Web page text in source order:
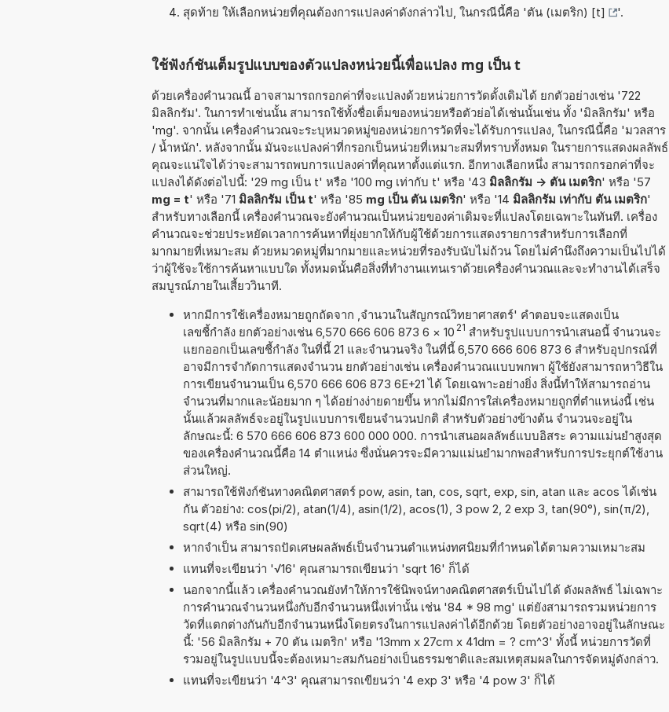
สุดท้าย ให้เลือกหน่วยที่คุณต้องการแปลงค่าดังกล่าวไป, ในกรณีนี้คือ 'ตัน (เมตริก) [t] '.
ใช้ฟังก์ชันเต็มรูปแบบของตัวแปลงหน่วยนี้เพื่อแปลง mg เป็น t
ด้วยเครื่องคำนวณนี้ อาจสามารถกรอกค่าที่จะแปลงด้วยหน่วยการวัดดั้งเดิมได้ ยกตัวอย่างเช่น '722
มิลลิกรัม'. ในการทำเช่นนั้น สามารถใช้ทั้งชื่อเต็มของหน่วยหรือตัวย่อได้เช่นนั้นเช่น ทั้ง 'มิลลิกรัม' หรือ
'mg'. จากนั้น เครื่องคำนวณจะระบุหมวดหมู่ของหน่วยการวัดที่จะได้รับการแปลง, ในกรณีนี้คือ 'มวลสาร
/ น้ำหนัก'. หลังจากนั้น มันจะแปลงค่าที่กรอกเป็นหน่วยที่เหมาะสมที่ทราบทั้งหมด ในรายการแสดงผลลัพธ์
คุณจะแน่ใจได้ว่าจะสามารถพบการแปลงค่าที่คุณหาตั้งแต่แรก. อีกทางเลือกหนึ่ง สามารถกรอกค่าที่จะ
แปลงได้ดังต่อไปนี้: '29 mg เป็น t' หรือ '100 mg เท่ากับ t' หรือ '43 มิลลิกรัม -> ตัน เมตริก' หรือ '57
mg = t' หรือ '71 มิลลิกรัม เป็น t' หรือ '85 mg เป็น ตัน เมตริก' หรือ '14 มิลลิกรัม เท่ากับ ตัน เมตริก'
สำหรับทางเลือกนี้ เครื่องคำนวณจะยังคำนวณเป็นหน่วยของค่าเดิมจะที่แปลงโดยเฉพาะในทันที. เครื่อง
คำนวณจะช่วยประหยัดเวลาการค้นหาที่ยุ่งยากให้กับผู้ใช้ด้วยการแสดงรายการสำหรับการเลือกที่
มากมายที่เหมาะสม ด้วยหมวดหมู่ที่มากมายและหน่วยที่รองรับนับไม่ถ้วน โดยไม่คำนึงถึงความเป็นไปได้
ว่าผู้ใช้จะใช้การค้นหาแบบใด ทั้งหมดนั้นคือสิ่งที่ทำงานแทนเราด้วยเครื่องคำนวณและจะทำงานได้เสร็จ
สมบูรณ์ภายในเสี้ยววินาที.
หากมีการใช้เครื่องหมายถูกถัดจาก ,จำนวนในสัญกรณ์วิทยาศาสตร์' คำตอบจะแสดงเป็น
เลขชี้กำลัง ยกตัวอย่างเช่น 6,570 666 606 873 6 × 10 21 สำหรับรูปแบบการนำเสนอนี้ จำนวนจะ
แยกออกเป็นเลขชี้กำลัง ในที่นี้ 21 และจำนวนจริง ในที่นี้ 6,570 666 606 873 6 สำหรับอุปกรณ์ที่
อาจมีการจำกัดการแสดงจำนวน ยกตัวอย่างเช่น เครื่องคำนวณแบบพกพา ผู้ใช้ยังสามารถหาวิธีใน
การเขียนจำนวนเป็น 6,570 666 606 873 6E+21 ได้ โดยเฉพาะอย่างยิ่ง สิ่งนี้ทำให้สามารถอ่าน
จำนวนที่มากและน้อยมาก ๆ ได้อย่างง่ายดายขึ้น หากไม่มีการใส่เครื่องหมายถูกที่ตำแหน่งนี้ เช่น
นั้นแล้วผลลัพธ์จะอยู่ในรูปแบบการเขียนจำนวนปกติ สำหรับตัวอย่างข้างต้น จำนวนจะอยู่ใน
ลักษณะนี้: 6 570 666 606 873 600 000 000. การนำเสนอผลลัพธ์แบบอิสระ ความแม่นยำสูงสุด
ของเครื่องคำนวณนี้คือ 14 ตำแหน่ง ซึ่งนั่นควรจะมีความแม่นยำมากพอสำหรับการประยุกต์ใช้งาน
ส่วนใหญ่.
สามารถใช้ฟังก์ชันทางคณิตศาสตร์ pow, asin, tan, cos, sqrt, exp, sin, atan และ acos ได้เช่น
กัน ตัวอย่าง: cos(pi/2), atan(1/4), asin(1/2), acos(1), 3 pow 2, 2 exp 3, tan(90°), sin(π/2),
sqrt(4) หรือ sin(90)
หากจำเป็น สามารถปัดเศษผลลัพธ์เป็นจำนวนตำแหน่งทศนิยมที่กำหนดได้ตามความเหมาะสม
แทนที่จะเขียนว่า '√16' คุณสามารถเขียนว่า 'sqrt 16' ก็ได้
นอกจากนี้แล้ว เครื่องคำนวณยังทำให้การใช้นิพจน์ทางคณิตศาสตร์เป็นไปได้ ดังผลลัพธ์ ไม่เฉพาะ
การคำนวณจำนวนหนึ่งกับอีกจำนวนหนึ่งเท่านั้น เช่น '84 * 98 mg' แต่ยังสามารถรวมหน่วยการ
วัดที่แตกต่างกันกับอีกจำนวนหนึ่งโดยตรงในการแปลงค่าได้อีกด้วย โดยตัวอย่างอาจอยู่ในลักษณะ
นี้: '56 มิลลิกรัม + 70 ตัน เมตริก' หรือ '13mm x 27cm x 41dm = ? cm^3' ทั้งนี้ หน่วยการวัดที่
รวมอยู่ในรูปแบบนี้จะต้องเหมาะสมกันอย่างเป็นธรรมชาติและสมเหตุสมผลในการจัดหมู่ดังกล่าว.
แทนที่จะเขียนว่า '4^3' คุณสามารถเขียนว่า '4 exp 3' หรือ '4 pow 3' ก็ได้